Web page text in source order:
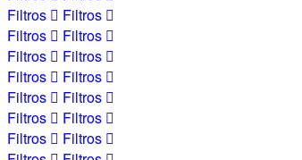
Filtros
Filtros
Filtros
Filtros
Filtros
Filtros
Filtros
Filtros
Filtros
Filtros
Filtros
Filtros
Filtros
Filtros